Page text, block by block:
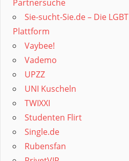
Partnersuche
Sie-sucht-Sie.de – Die LGBT
Plattform
Vaybee!
Vademo
UPZZ
UNI Kuscheln
TWIXXI
Studenten Flirt
Single.de
Rubensfan